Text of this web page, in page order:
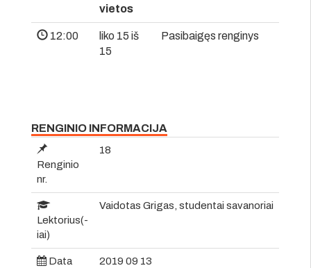
vietos
12:00
liko 15 iš
15
Pasibaigęs renginys
RENGINIO INFORMACIJA
Renginio
nr.
18
Lektorius(-
iai)
Vaidotas Grigas, studentai savanoriai
Data 2019 09 13